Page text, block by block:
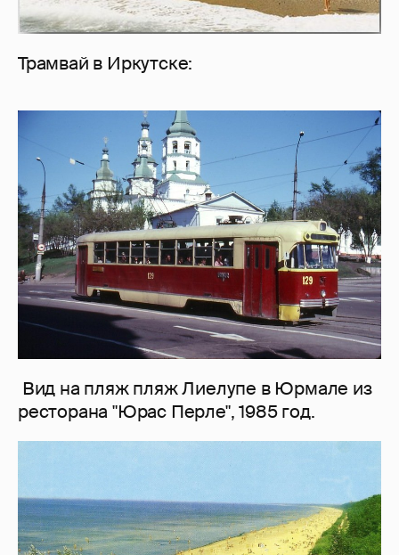
Трамвай в Иркутске:
Вид на пляж пляж Лиелупе в Юрмале из
ресторана "Юрас Перле", 1985 год.